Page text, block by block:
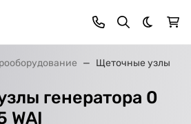
Темная
Щеточные узлы
генератора 0
WAI